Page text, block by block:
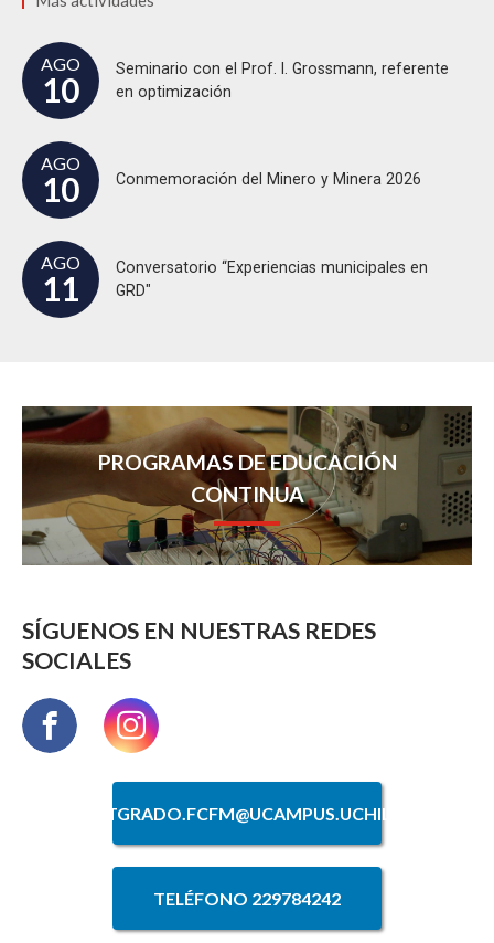
AGO
10
Seminario con el Prof. I. Grossmann, referente
en optimización
AGO
10 Conmemoración del Minero y Minera 2026
AGO
11
Conversatorio “Experiencias municipales en
GRD"
PROGRAMAS DE EDUCACIÓN
CONTINUA
SÍGUENOS EN NUESTRAS REDES
SOCIALES
POSTGRADO.FCFM@UCAMPUS.UCHILE.CL
TELÉFONO 229784242